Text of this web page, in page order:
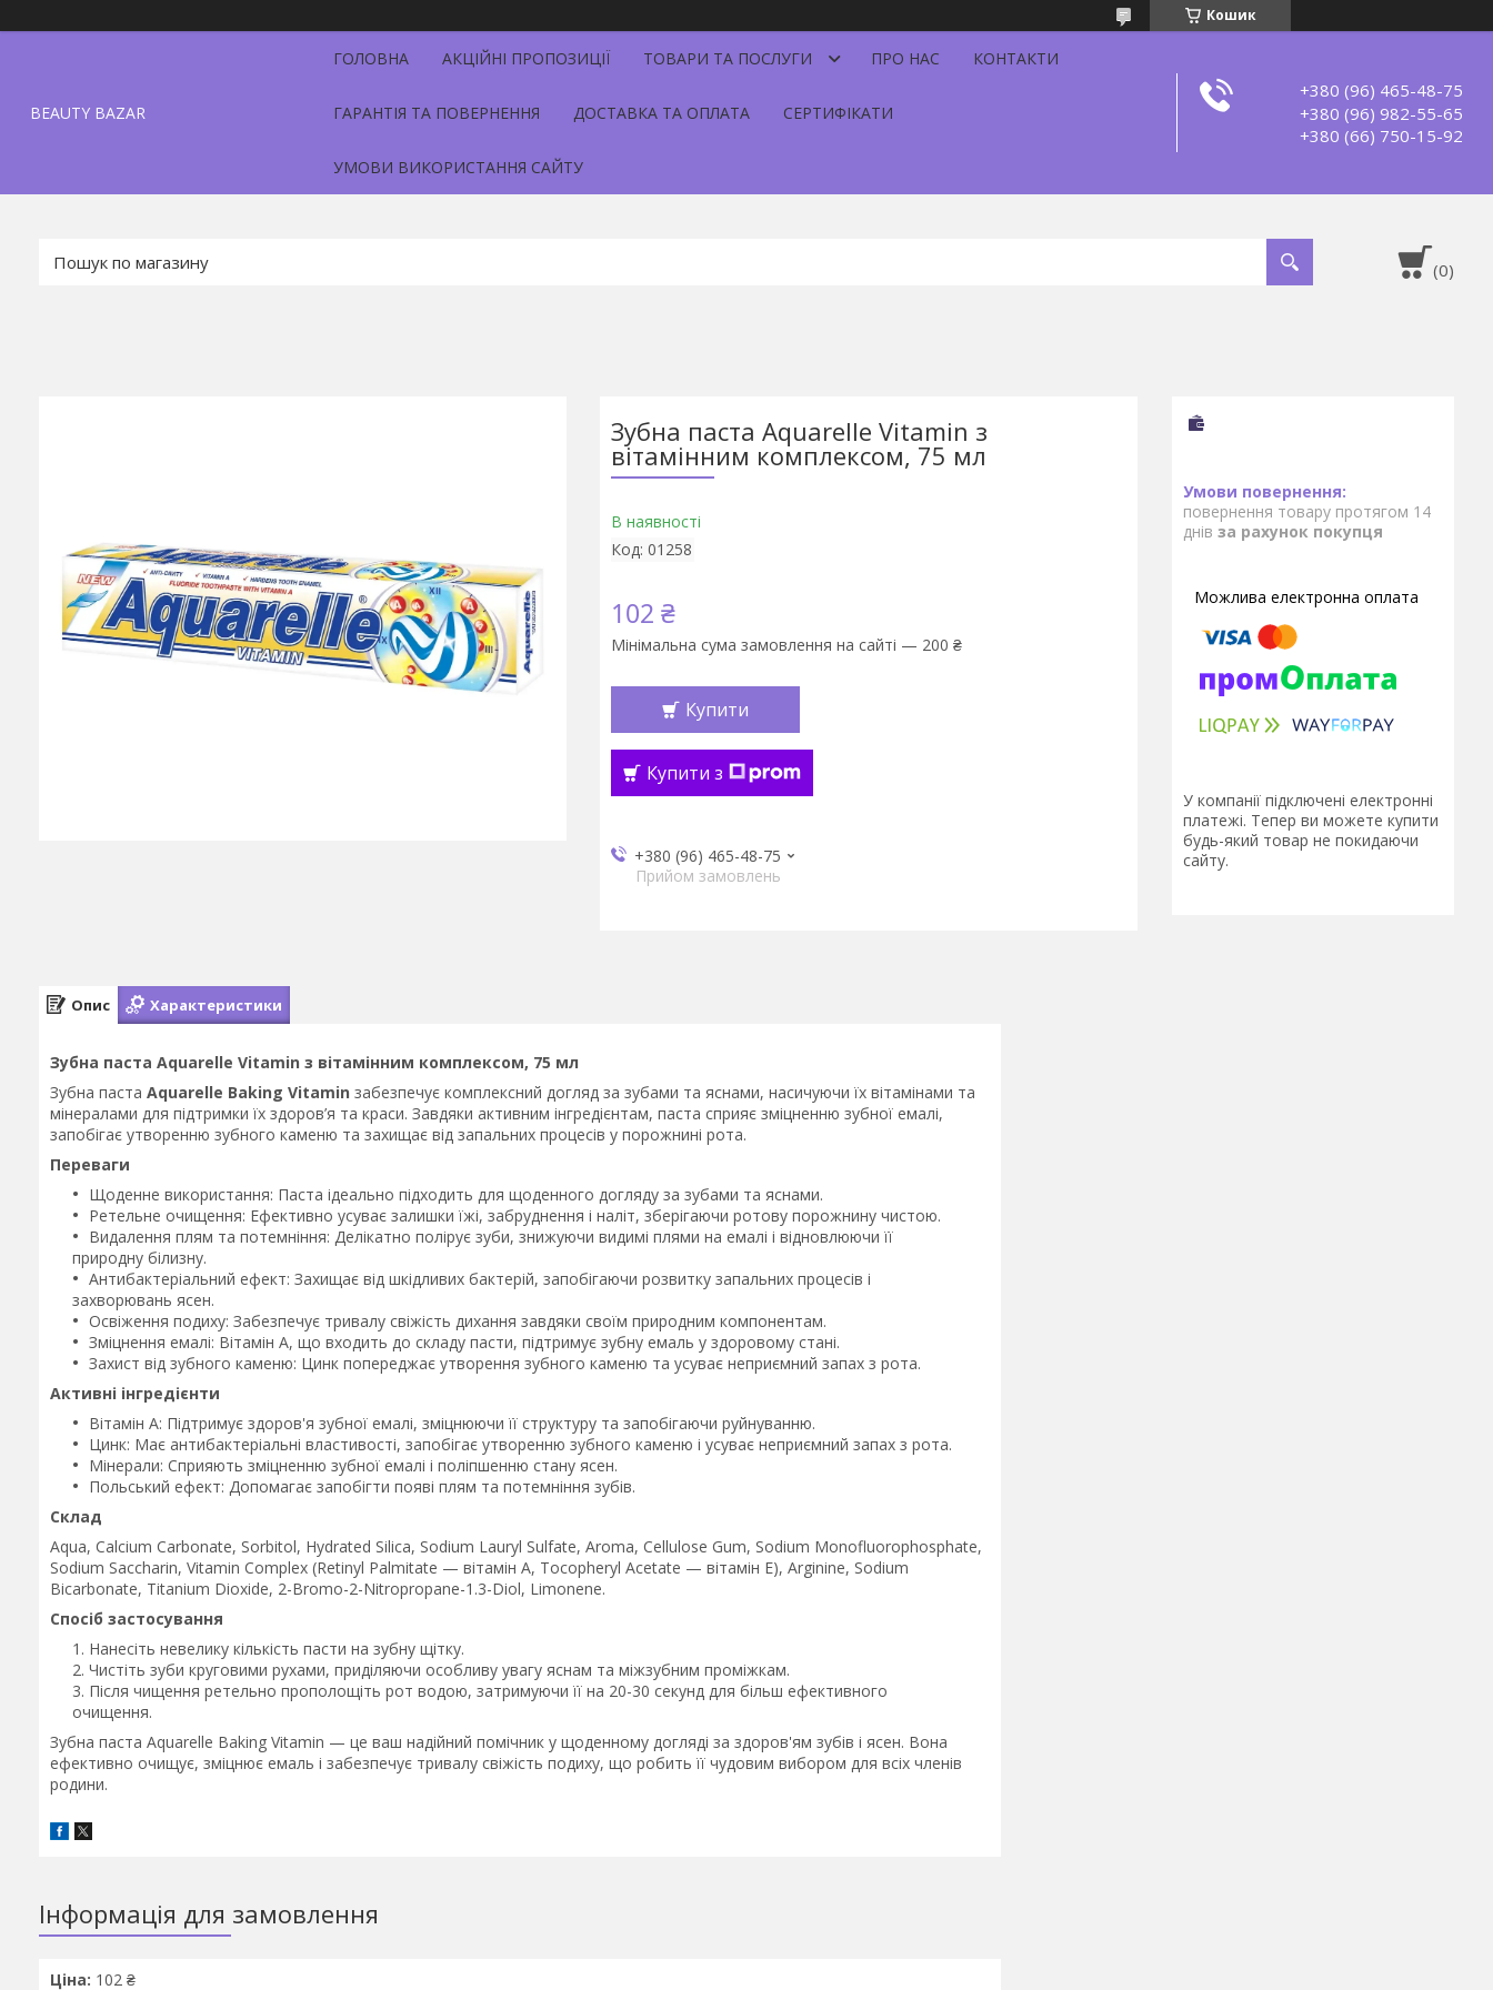
Кошик
BEAUTY BAZAR
ГОЛОВНА АКЦІЙНІ ПРОПОЗИЦІЇ ТОВАРИ ТА ПОСЛУГИ ПРО НАС КОНТАКТИ
ГАРАНТІЯ ТА ПОВЕРНЕННЯ ДОСТАВКА ТА ОПЛАТА СЕРТИФІКАТИ
УМОВИ ВИКОРИСТАННЯ САЙТУ
+380 (96) 465-48-75
+380 (96) 982-55-65
+380 (66) 750-15-92
Зубна паста Aquarelle Vitamin з
вітамінним комплексом, 75 мл
В наявності
Код: 01258
102 ₴
Мінімальна сума замовлення на сайті — 200 ₴
Купити
Купити з
+380 (96) 465-48-75
Прийом замовлень
повернення товару протягом 14
днів за рахунок покупця
У компанії підключені електронні
платежі. Тепер ви можете купити
будь-який товар не покидаючи
сайту.
Опис Характеристики
Зубна паста Aquarelle Vitamin з вітамінним комплексом, 75 мл
Зубна паста Aquarelle Baking Vitamin забезпечує комплексний догляд за зубами та яснами, насичуючи їх вітамінами та
мінералами для підтримки їх здоров’я та краси. Завдяки активним інгредієнтам, паста сприяє зміцненню зубної емалі,
запобігає утворенню зубного каменю та захищає від запальних процесів у порожнині рота.
Переваги
Щоденне використання: Паста ідеально підходить для щоденного догляду за зубами та яснами.
Ретельне очищення: Ефективно усуває залишки їжі, забруднення і наліт, зберігаючи ротову порожнину чистою.
Видалення плям та потемніння: Делікатно полірує зуби, знижуючи видимі плями на емалі і відновлюючи її
природну білизну.
Антибактеріальний ефект: Захищає від шкідливих бактерій, запобігаючи розвитку запальних процесів і
захворювань ясен.
Освіження подиху: Забезпечує тривалу свіжість дихання завдяки своїм природним компонентам.
Зміцнення емалі: Вітамін А, що входить до складу пасти, підтримує зубну емаль у здоровому стані.
Захист від зубного каменю: Цинк попереджає утворення зубного каменю та усуває неприємний запах з рота.
Активні інгредієнти
Вітамін А: Підтримує здоров'я зубної емалі, зміцнюючи її структуру та запобігаючи руйнуванню.
Цинк: Має антибактеріальні властивості, запобігає утворенню зубного каменю і усуває неприємний запах з рота.
Мінерали: Сприяють зміцненню зубної емалі і поліпшенню стану ясен.
Польський ефект: Допомагає запобігти появі плям та потемніння зубів.
Склад
Aqua, Calcium Carbonate, Sorbitol, Hydrated Silica, Sodium Lauryl Sulfate, Aroma, Cellulose Gum, Sodium Monofluorophosphate,
Sodium Saccharin, Vitamin Complex (Retinyl Palmitate — вітамін А, Tocopheryl Acetate — вітамін Е), Arginine, Sodium
Bicarbonate, Titanium Dioxide, 2-Bromo-2-Nitropropane-1.3-Diol, Limonene.
Спосіб застосування
Нанесіть невелику кількість пасти на зубну щітку.
Чистіть зуби круговими рухами, приділяючи особливу увагу яснам та міжзубним проміжкам.
Після чищення ретельно прополощіть рот водою, затримуючи її на 20-30 секунд для більш ефективного
очищення.
Зубна паста Aquarelle Baking Vitamin — це ваш надійний помічник у щоденному догляді за здоров'ям зубів і ясен. Вона
ефективно очищує, зміцнює емаль і забезпечує тривалу свіжість подиху, що робить її чудовим вибором для всіх членів
родини.
Інформація для замовлення
Ціна: 102 ₴